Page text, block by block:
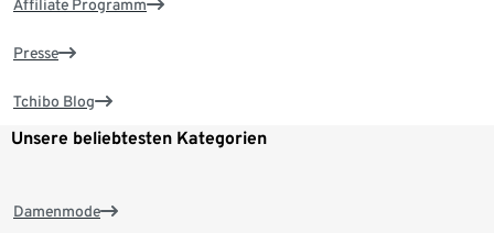
Affiliate Programm
Presse
Tchibo Blog
Unsere beliebtesten Kategorien
Damenmode